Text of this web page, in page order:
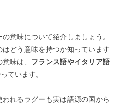
意味について紹介しましょう。
どう意味を持つか知っています
味は、 フランス語やイタリア語
ています。
れるラグーも実は語源の国から